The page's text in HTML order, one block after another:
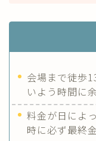
会場まで徒歩
いよう時間に
料金が日によ
時に必ず最終